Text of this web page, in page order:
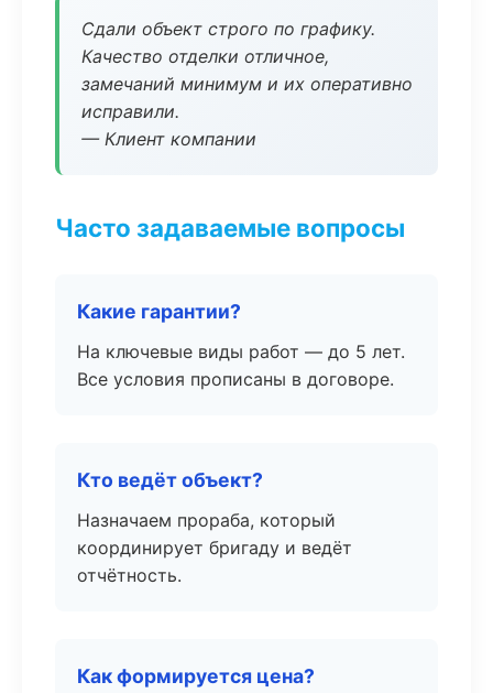
Сдали объект строго по графику.
Качество отделки отличное,
замечаний минимум и их оперативно
исправили.
— Клиент компании
Часто задаваемые вопросы
Какие гарантии?
На ключевые виды работ — до 5 лет.
Все условия прописаны в договоре.
Кто ведёт объект?
Назначаем прораба, который
координирует бригаду и ведёт
отчётность.
Как формируется цена?